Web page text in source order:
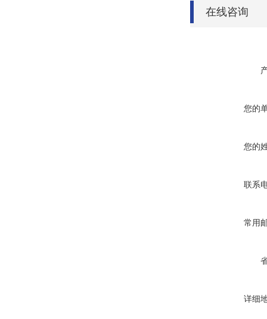
在线咨询
您的
您的
联系
常用
详细